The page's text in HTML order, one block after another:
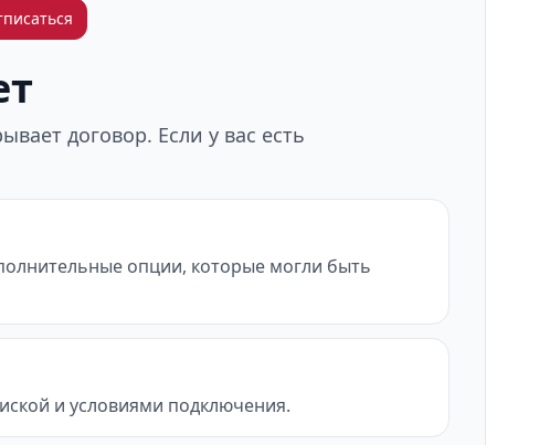
договор. Если у вас есть
опции, которые могли быть
и условиями подключения.